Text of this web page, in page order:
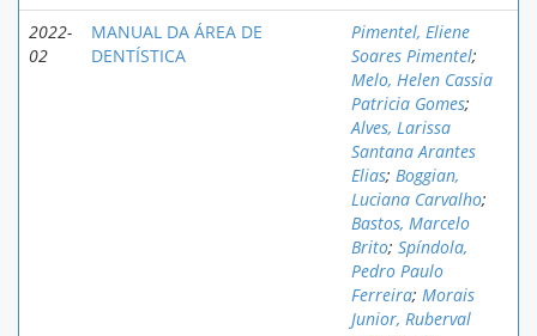
2022-
02
MANUAL DA ÁREA DE
DENTÍSTICA
Pimentel, Eliene
Soares Pimentel;
Melo, Helen Cassia
Patricia Gomes;
Alves, Larissa
Santana Arantes
Elias; Boggian,
Luciana Carvalho;
Bastos, Marcelo
Brito; Spíndola,
Pedro Paulo
Ferreira; Morais
Junior, Ruberval